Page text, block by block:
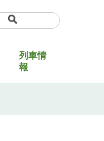
列車情
報